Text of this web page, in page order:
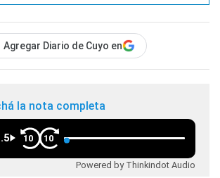
Agregar Diario de Cuyo en
la nota completa
10 10
Powered by Thinkindot Audio